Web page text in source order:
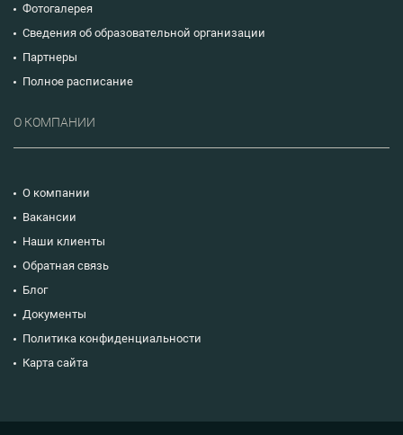
Фотогалерея
Сведения об образовательной организации
Партнеры
Полное расписание
О КОМПАНИИ
О компании
Вакансии
Наши клиенты
Обратная связь
Блог
Документы
Политика конфиденциальности
Карта сайта